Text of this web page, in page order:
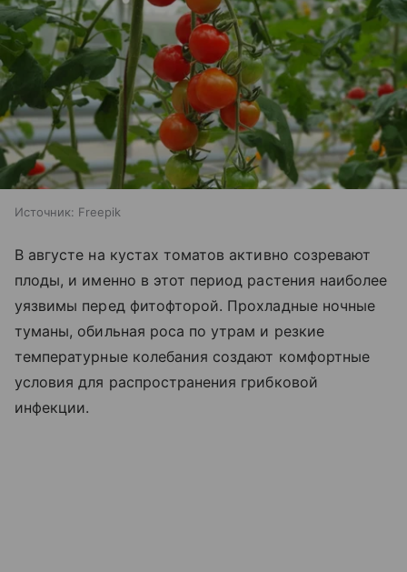
Источник: Freepik
В августе на кустах томатов активно созревают
плоды, и именно в этот период растения наиболее
уязвимы перед фитофторой. Прохладные ночные
туманы, обильная роса по утрам и резкие
температурные колебания создают комфортные
условия для распространения грибковой
инфекции.